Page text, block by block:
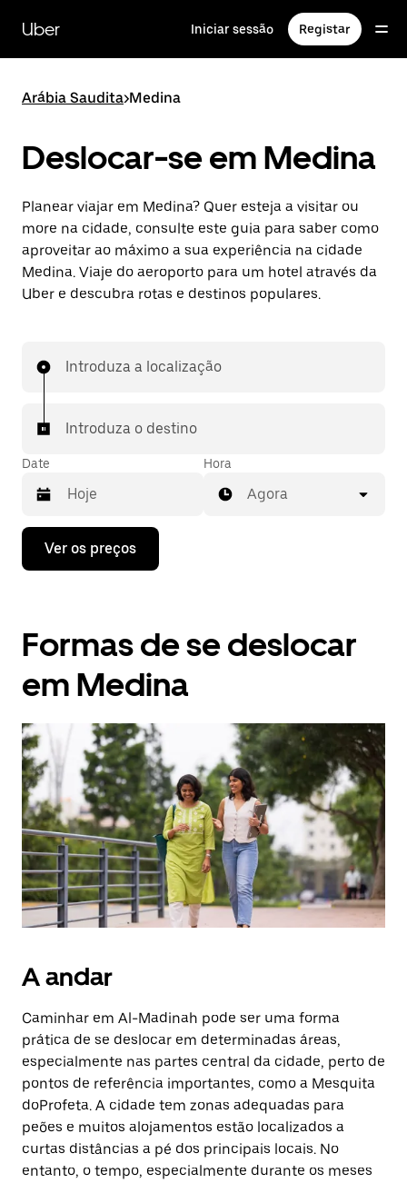
para
conteúdo
Uber Iniciar sessão Registar
Arábia Saudita>Medina
Deslocar-se em Medina
Planear viajar em Medina? Quer esteja a visitar ou
more na cidade, consulte este guia para saber como
aproveitar ao máximo a sua experiência na cidade
Medina. Viaje do aeroporto para um hotel através da
Uber e descubra rotas e destinos populares.
Introduza a localização
Introduza o destino
Date
Prima
tecla
interagir
com
calendário
uma
data.
Prima
o
botão
Esc
para
fechar
o
calendário.
Hora
Agora
Ver os preços
Formas de se deslocar
em Medina
A andar
Caminhar em Al-Madinah pode ser uma forma
prática de se deslocar em determinadas áreas,
especialmente nas partes central da cidade, perto de
pontos de referência importantes, como a Mesquita
doProfeta. A cidade tem zonas adequadas para
peões e muitos alojamentos estão localizados a
curtas distâncias a pé dos principais locais. No
entanto, o tempo, especialmente durante os meses